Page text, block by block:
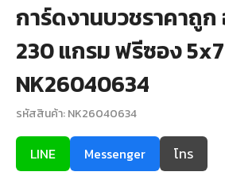
รีวิว
เกี่ยวกับเรา
บทความ
การ์ดงานบวชราคาถูก
230 แกรม ฟรีซอง
NK26040634
รหัสสินค้า: NK26040634
LINE Messenger โทร